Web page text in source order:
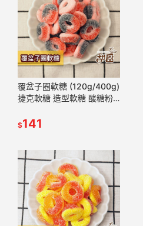
覆盆子圈軟糖 (120g/400g)
捷克軟糖 造型軟糖 酸糖粉
派對 禮物 水果味【甜園】
$141